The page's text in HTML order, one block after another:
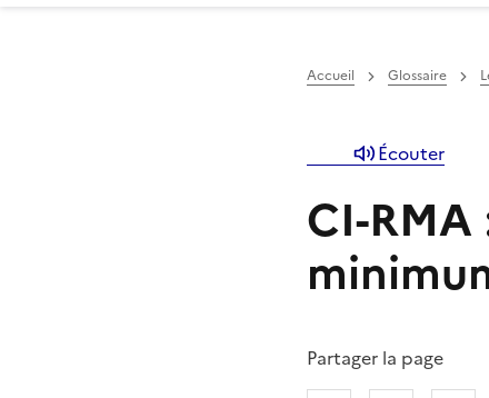
Accueil Glossaire
Écouter
CI-
Partager la page